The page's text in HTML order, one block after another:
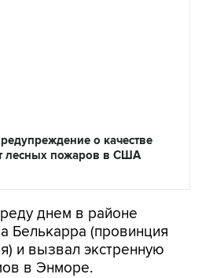
о качестве
лесных пожаров в США
днем в районе
Белькарра (провинция
и вызвал экстренную
в Энморе.